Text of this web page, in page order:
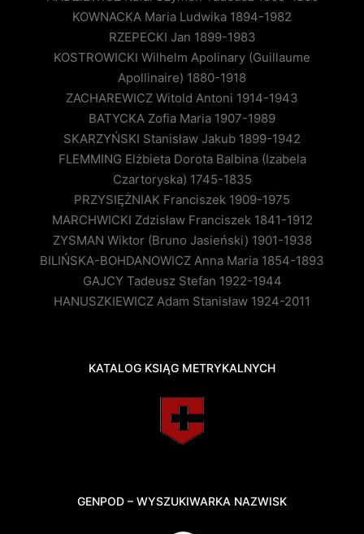
KOWNACKA Maria Ludwika 1894-1982
RZEPECKI Jan 1899-1983
KOSTROWICKI Wilhelm Apolinary (Guillaume
Apollinaire) 1880-1918
ZACHAREWICZ Witold Antoni 1914-1943
BATYCKA Zofia Maria 1907-1989
SKARZYŃSKI Stanisław Jakub 1899-1942
FLEMMING Elżbieta Dorota Balbina (Izabela
Czartoryska) 1745-1835
PRZYSIĘŻNIAK Franciszek 1909-1975
MARCHWICKI Zdzisław Franciszek 1841-1912
ZYSMAN Wiktor (Bruno Jasieński) 1901-1938
BILIŃSKA-BOHDANOWICZ Anna Maria 1854-1893
GAJCY Tadeusz Stefan 1922-1944
HANUSZKIEWICZ Adam Stanisław 1924-2011
KATALOG KSIĄG METRYKALNYCH
GENPOD – WYSZUKIWARKA NAZWISK